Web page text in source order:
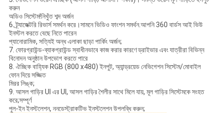
করুন
অডিও সিস্টেম!নিখুঁত শব্দ অর্জন
6. ট্র্যাজেক্টরি রিভার্স সমর্থন করে।সামনে ভিডিও ফাংশন সমর্থন.আপনি 360 বার্ডস আই ভিউ
ইনস্টল করতে বেছে নিতে পারেন
প্যানোরামিক, সত্যিই অন্ধ এলাকা ছাড়া পার্কিং অর্জন;
7. ফোরগ্রাউন্ড-ব্যাকগ্রাউন্ড স্বাধীনভাবে কাজ করার কারণে ড্রাইভার এবং যাত্রীরা বিভিন্ন
বিনোদন অনুষ্ঠান উপভোগ করতে পারে
8. ঐচ্ছিক বাহ্যিক RGB (800 x480) ইনপুট, অ্যান্ড্রয়েড নেভিগেশন সিস্টেম/মোবাইল
ফোন দিয়ে সজ্জিত
মিরর লিঙ্ক;
9. আসল গাড়ির UI এর UI, আসল গাড়ির শৈলীর সাথে মিলে যায়, মূল গাড়ির সিস্টেমকে সংহত
করে;সম্পূর্ণ
পুল-ইন ইনস্টলেশন, ননডেস্ট্রাকটিভ ইনস্টলেশন উপলব্ধি করুন;